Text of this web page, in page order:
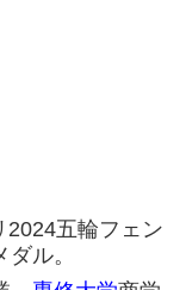
2024五輪フェン
ル。